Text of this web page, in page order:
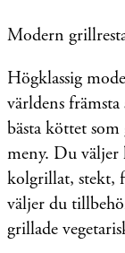
Modern
Högklassig
världens främsta
bästa köttet
meny. Du
kolgrillat, stekt,
väljer du
grillade